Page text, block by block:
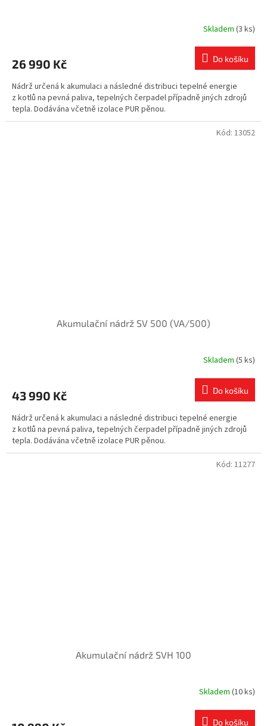
Skladem (3 ks)
26 990 Kč Do košíku
Nádrž určená k akumulaci a následné distribuci tepelné energie
z kotlů na pevná paliva, tepelných čerpadel případně jiných zdrojů
tepla. Dodávána včetně izolace PUR pěnou.
Akumulační nádrž SV 500 (VA/500)
Skladem (5 ks)
43 990 Kč Do košíku
Nádrž určená k akumulaci a následné distribuci tepelné energie
z kotlů na pevná paliva, tepelných čerpadel případně jiných zdrojů
tepla. Dodávána včetně izolace PUR pěnou.
Kód: 13052
Akumulační nádrž SVH 100
Skladem (10 ks)
Do košíku
Kód: 11277